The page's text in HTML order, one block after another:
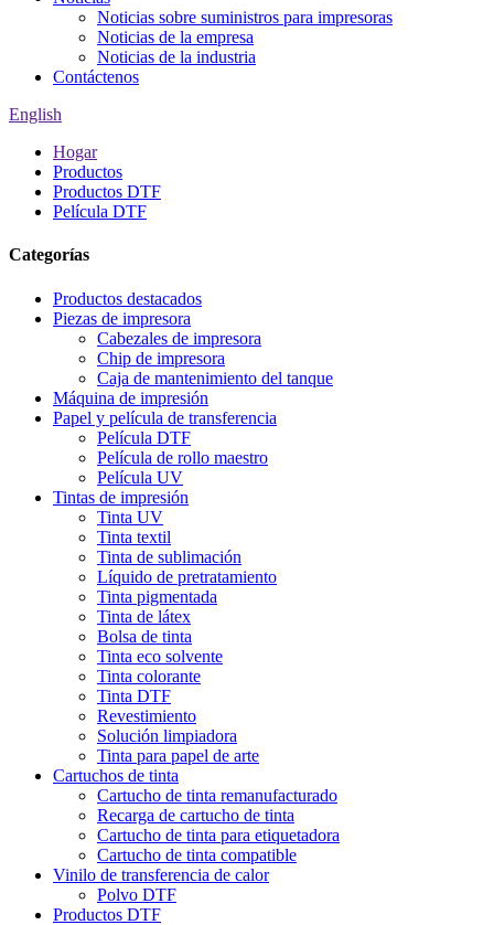
Noticias sobre suministros para impresoras
Noticias de la empresa
Noticias de la industria
Contáctenos
English
Hogar
Productos
Productos DTF
Película DTF
Categorías
Productos destacados
Piezas de impresora
Cabezales de impresora
Chip de impresora
Caja de mantenimiento del tanque
Máquina de impresión
Papel y película de transferencia
Película DTF
Película de rollo maestro
Película UV
Tintas de impresión
Tinta UV
Tinta textil
Tinta de sublimación
Líquido de pretratamiento
Tinta pigmentada
Tinta de látex
Bolsa de tinta
Tinta eco solvente
Tinta colorante
Tinta DTF
Revestimiento
Solución limpiadora
Tinta para papel de arte
Cartuchos de tinta
Cartucho de tinta remanufacturado
Recarga de cartucho de tinta
Cartucho de tinta para etiquetadora
Cartucho de tinta compatible
Vinilo de transferencia de calor
Polvo DTF
Productos DTF